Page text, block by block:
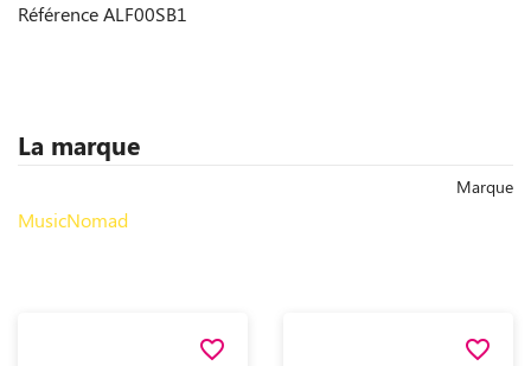
RéférenceALF00SB1
La marque
Marque
MusicNomad
favorite_border favorite_border